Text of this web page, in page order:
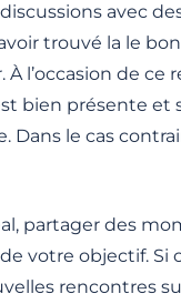
avec
trouvé la le
l’occasion de ce
bien présente et
le cas
partager des
votre objectif. Si
rencontres